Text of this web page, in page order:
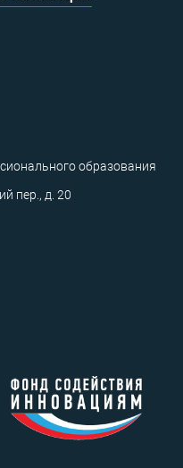
образования
пер., д. 20